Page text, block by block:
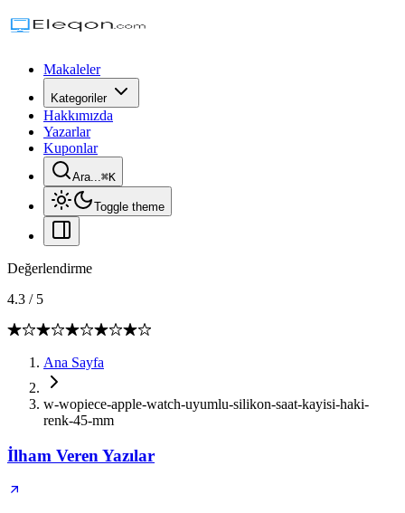
Makaleler
Kategoriler
Hakkımızda
Yazarlar
Kuponlar
Ara...⌘K
Toggle theme
Değerlendirme
4.3 / 5
Ana Sayfa
w-wopiece-apple-watch-uyumlu-silikon-saat-kayisi-haki-
renk-45-mm
İlham Veren Yazılar